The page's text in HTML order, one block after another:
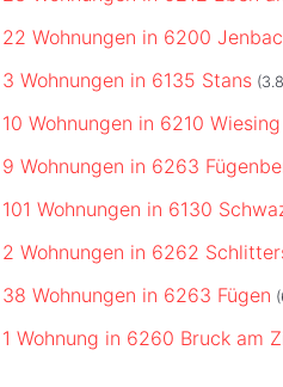
22 Wohnungen in 6200
3 Wohnungen in 6135 Stans
10 Wohnungen in 6210 Wiesing
9 Wohnungen in 6263
101 Wohnungen in 6130
2 Wohnungen in 6262
38 Wohnungen in 6263 Fügen
1 Wohnung in 6260 Bruck am